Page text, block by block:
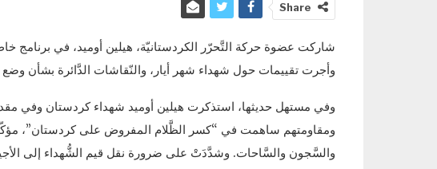
Share
وأجرت تقييمات حول شهداء شهر أيار، والنّقاشات الدَّائرة بشأن وضع
وفي مستهل حديثها، استذكرت هيلين أوميد شهداء كردستان وفي
ومقاومتهم ساهمت في “كسر الظَّلام المفروض على كردستان”،
والسَّجون والسَّاحات. وشدَّدَتْ على ضرورة نقل قيم الشُّهداء إلى